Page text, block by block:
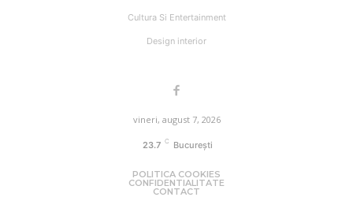
Cultura Si Entertainment
Design interior
vineri, august 7, 2026
23.7 C București
POLITICA COOKIES
CONFIDENTIALITATE
CONTACT